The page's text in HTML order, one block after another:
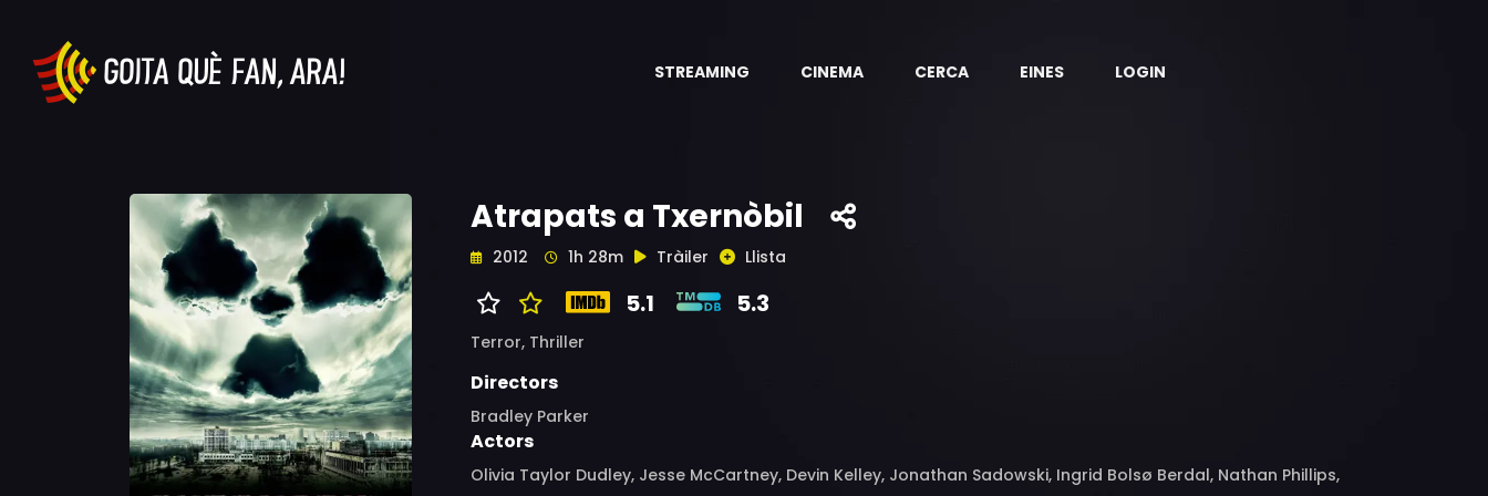
STREAMING CINEMA CERCA EINES LOGIN
Atrapats a Txernòbil
2012 1h 28m Tràiler Llista
5.1 5.3
Terror, Thriller
Directors
Bradley Parker
Actors
Olivia Taylor Dudley, Jesse McCartney, Devin Kelley, Jonathan Sadowski, Ingrid Bolsø Berdal, Nathan Phillips,